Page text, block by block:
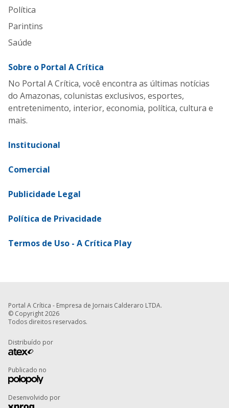
Política
Parintins
Saúde
Sobre o Portal A Crítica
No Portal A Crítica, você encontra as últimas notícias
do Amazonas, colunistas exclusivos, esportes,
entretenimento, interior, economia, política, cultura e
mais.
Institucional
Comercial
Publicidade Legal
Política de Privacidade
Termos de Uso - A Crítica Play
Portal A Crítica - Empresa de Jornais Calderaro LTDA.
© Copyright 2026
Todos direitos reservados.
Distribuído por
Publicado no
Desenvolvido por